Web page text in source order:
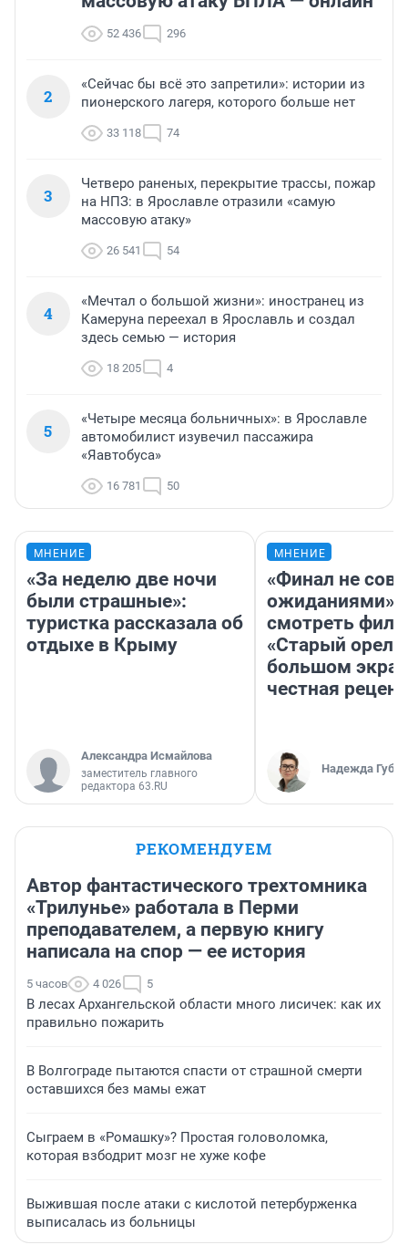
52 436 296
2
«Сейчас бы всё это запретили»: истории из
пионерского лагеря, которого больше нет
33 118 74
3
Четверо раненых, перекрытие трассы, пожар
на НПЗ: в Ярославле отразили «самую
массовую атаку»
26 541 54
4
«Мечтал о большой жизни»: иностранец из
Камеруна переехал в Ярославль и создал
здесь семью — история
18 205 4
5
«Четыре месяца больничных»: в Ярославле
автомобилист изувечил пассажира
«Яавтобуса»
16 781 50
МНЕНИЕ
«За неделю две ночи
были страшные»:
туристка рассказала об
отдыхе в Крыму
Александра Исмайлова
заместитель главного
редактора 63.RU
МНЕНИЕ
«Финал не
ожиданиями»:
смотреть
«Старый орел»
большом
честная
Надежда
РЕКОМЕНДУЕМ
Автор фантастического трехтомника
«Трилунье» работала в Перми
преподавателем, а первую книгу
написала на спор — ее история
5 часов 4 026 5
В лесах Архангельской области много лисичек: как их
правильно пожарить
В Волгограде пытаются спасти от страшной смерти
оставшихся без мамы ежат
Сыграем в «Ромашку»? Простая головоломка,
которая взбодрит мозг не хуже кофе
Выжившая после атаки с кислотой петербурженка
выписалась из больницы